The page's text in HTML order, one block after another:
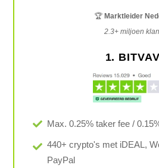
🏆 Marktleider
2.3+ miljoen
1.
Max. 0.25% taker fee /
440+ crypto's met iDEAL,
PayPal